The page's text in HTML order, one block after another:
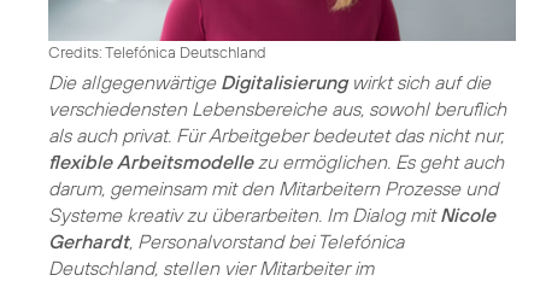
Credits: Telefónica Deutschland
Die allgegenwärtige Digitalisierungwirkt sich auf die
verschiedensten Lebensbereiche aus, sowohl beruflich
als auch privat. Für Arbeitgeber bedeutet das nicht nur,
flexible Arbeitsmodellezu ermöglichen. Es geht auch
darum, gemeinsam mit den Mitarbeitern Prozesse und
Systeme kreativ zu überarbeiten. Im Dialog mitNicole
Gerhardt, Personalvorstand bei Telefónica
Deutschland, stellen vier Mitarbeiter im